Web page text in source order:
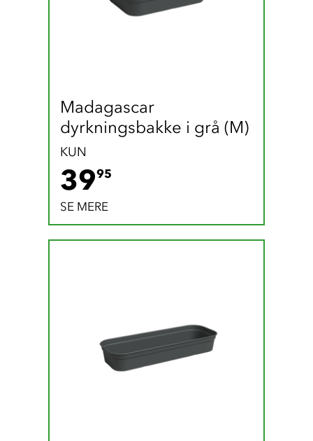
Madagascar
dyrkningsbakke i grå (M)
KUN
3995
SE MERE